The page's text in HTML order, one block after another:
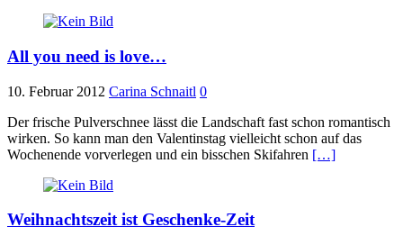
All you need is love…
10. Februar 2012 Carina Schnaitl 0
Der frische Pulverschnee lässt die Landschaft fast schon romantisch
wirken. So kann man den Valentinstag vielleicht schon auf das
Wochenende vorverlegen und ein bisschen Skifahren […]
Weihnachtszeit ist Geschenke-Zeit